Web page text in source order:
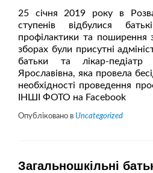
25 січня 2019 року в
ступенів відбулися
профілактики та поширення
зборах були присутні
батьки та лікар-педіатр
Ярославівна, яка провела
необхідності проведення
ІНШІ ФОТО на Facebook
Опубліковано в Uncategorized
Загальношкільні